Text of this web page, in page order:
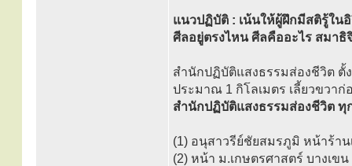
แนวปฏิบัติ : เน้นให้ผู้ฝึกมีสติรู้ใน
ศีลอยู่ตรงไหน ศีลคืออะไร สมาธิ
สำนักปฏิบัติแสงธรรมส่องชีวิต ตั้
ประมาณ 1 กิโลเมตร เลี้ยวขวา
สำนักปฏิบัติแสงธรรมส่องชีวิต ทุ
(1) อนุสาวรีย์ชัยสมรภูมิ หน้าร้าน
(2) หน้า ม.เกษตรศาสตร์ บางเ